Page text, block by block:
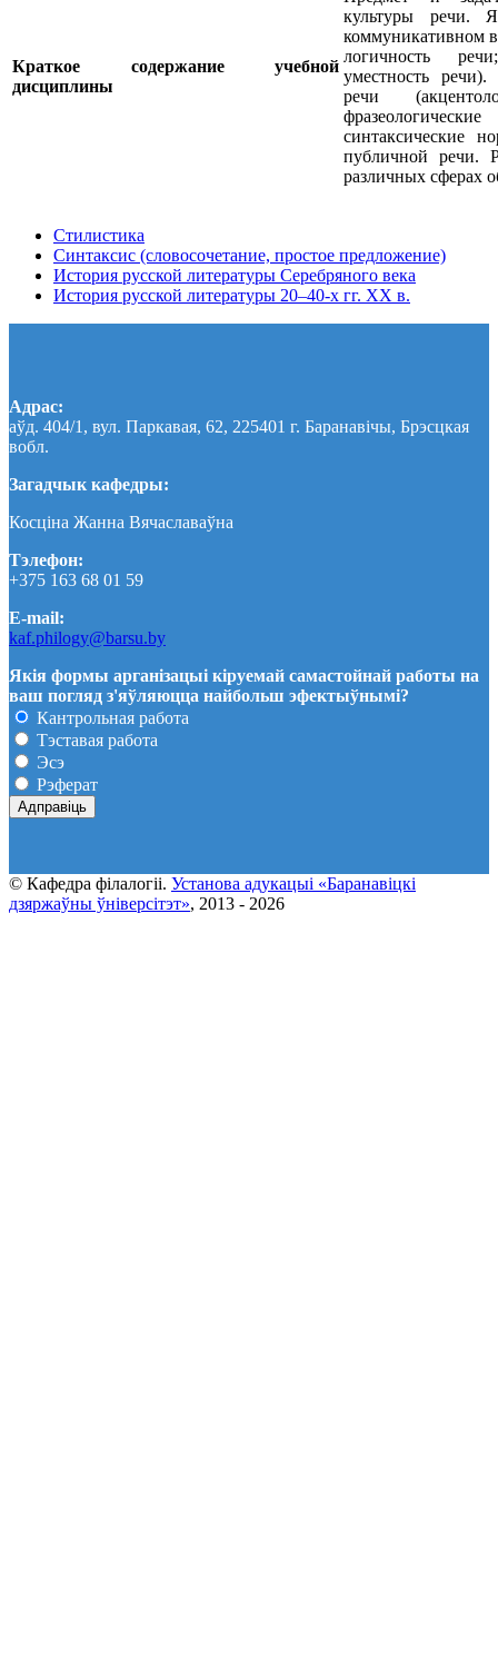
Краткое содержание учебной
дисциплины
культуры речи.
коммуникативном
логичность
уместность
речи
синтаксические
публичной речи.
различных сферах
Стилистика
Синтаксис (словосочетание, простое предложение)
История русской литературы Серебряного века
История русской литературы 20–40-х гг. ХХ в.
Адрас:
аўд. 404/1, вул. Паркавая, 62, 225401 г. Баранавічы, Брэсцкая
вобл.
Загадчык кафедры:
Косціна Жанна Вячаславаўна
Тэлефон:
+375 163 68 01 59
E-mail:
kaf.philogy@barsu.by
Якія формы арганізацыі кіруемай самастойнай работы на
ваш погляд з'яўляюцца найбольш эфектыўнымі?
Кантрольная работа
Тэставая работа
Эсэ
Рэферат
© Кафедра фiлалогii. Установа адукацыi «Баранавіцкі
дзяржаўны ўніверсітэт», 2013 - 2026